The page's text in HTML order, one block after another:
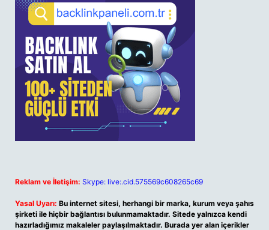
Reklam ve İletişim: Skype: live:.cid.575569c608265c69
Yasal Uyarı: Bu internet sitesi, herhangi bir marka, kurum veya şahıs
şirketi ile hiçbir bağlantısı bulunmamaktadır. Sitede yalnızca kendi
hazırladığımız makaleler paylaşılmaktadır. Burada yer alan içerikler